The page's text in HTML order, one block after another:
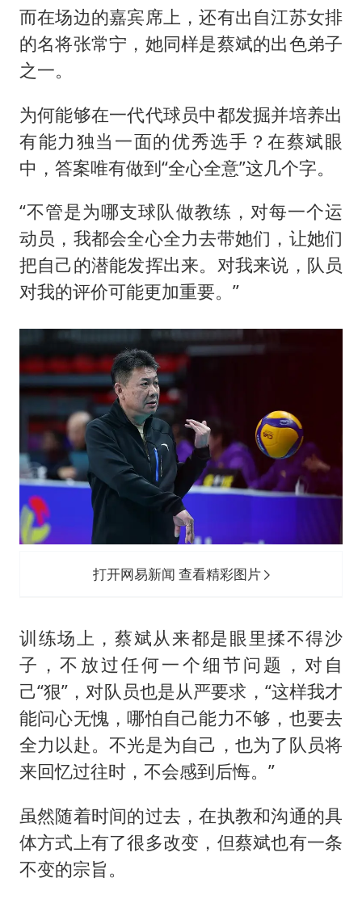
而在场边的嘉宾席上，还有出自江苏女排
的名将张常宁，她同样是蔡斌的出色弟子
之一。
为何能够在一代代球员中都发掘并培养出
有能力独当一面的优秀选手？在蔡斌眼
中，答案唯有做到“全心全意”这几个字。
“不管是为哪支球队做教练，对每一个运
动员，我都会全心全力去带她们，让她们
把自己的潜能发挥出来。对我来说，队员
对我的评价可能更加重要。”
打开网易新闻 查看精彩图片
训练场上，蔡斌从来都是眼里揉不得沙
子，不放过任何一个细节问题，对自
己“狠”，对队员也是从严要求，“这样我才
能问心无愧，哪怕自己能力不够，也要去
全力以赴。不光是为自己，也为了队员将
来回忆过往时，不会感到后悔。”
虽然随着时间的过去，在执教和沟通的具
体方式上有了很多改变，但蔡斌也有一条
不变的宗旨。